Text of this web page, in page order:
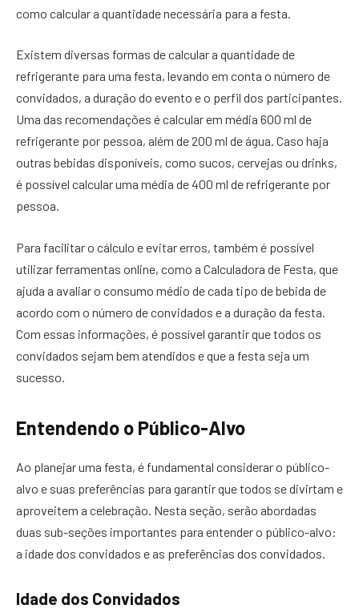
como calcular a quantidade necessária para a festa.
Existem diversas formas de calcular a quantidade de
refrigerante para uma festa, levando em conta o número de
convidados, a duração do evento e o perfil dos participantes.
Uma das recomendações é calcular em média 600 ml de
refrigerante por pessoa, além de 200 ml de água. Caso haja
outras bebidas disponíveis, como sucos, cervejas ou drinks,
é possível calcular uma média de 400 ml de refrigerante por
pessoa.
Para facilitar o cálculo e evitar erros, também é possível
utilizar ferramentas online, como a Calculadora de Festa, que
ajuda a avaliar o consumo médio de cada tipo de bebida de
acordo com o número de convidados e a duração da festa.
Com essas informações, é possível garantir que todos os
convidados sejam bem atendidos e que a festa seja um
sucesso.
Entendendo o Público-Alvo
Ao planejar uma festa, é fundamental considerar o público-
alvo e suas preferências para garantir que todos se divirtam e
aproveitem a celebração. Nesta seção, serão abordadas
duas sub-seções importantes para entender o público-alvo:
a idade dos convidados e as preferências dos convidados.
Idade dos Convidados